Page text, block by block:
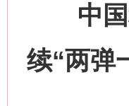
中国科
续“两弹